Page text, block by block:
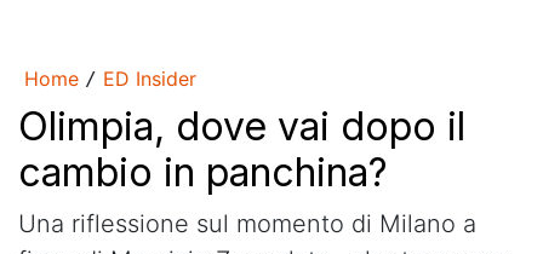
Home / ED Insider
Olimpia, dove vai dopo il
cambio in panchina?
Una riflessione sul momento di Milano a